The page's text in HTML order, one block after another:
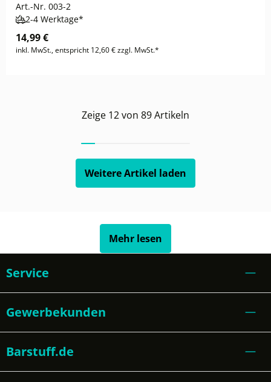
Art.-Nr. 003-2
2-4 Werktage*
14,99 €
inkl. MwSt., entspricht 12,60 € zzgl. MwSt.*
Zeige 12von 89Artikeln
Weitere Artikel laden
Mehr lesen
Service
Gewerbekunden
Barstuff.de